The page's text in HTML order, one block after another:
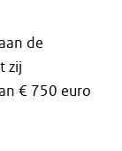
de
zij
€ 750 euro